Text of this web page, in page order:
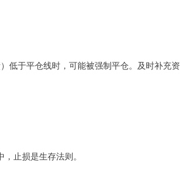
低于平仓线时，可能被强制平仓。及时补充资
止损是生存法则。